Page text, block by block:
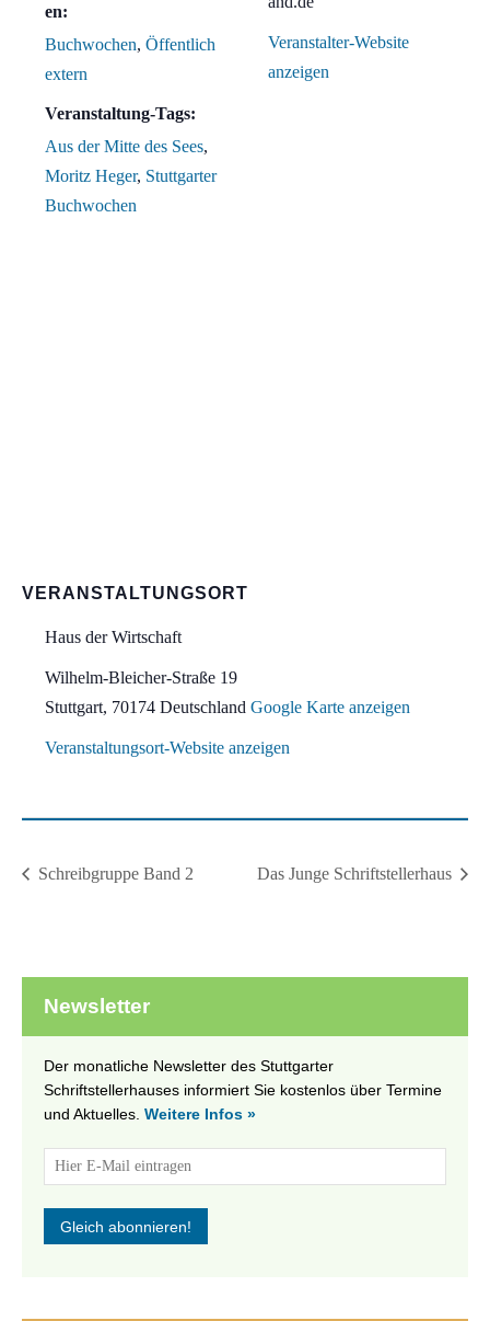
en:
Buchwochen, Öffentlich
extern
Veranstaltung-Tags:
Aus der Mitte des Sees,
Moritz Heger, Stuttgarter
Buchwochen
Veranstalter-Website
anzeigen
VERANSTALTUNGSORT
Haus der Wirtschaft
Wilhelm-Bleicher-Straße 19
Stuttgart, 70174 Deutschland Google Karte anzeigen
Veranstaltungsort-Website anzeigen
Schreibgruppe Band 2 Das Junge Schriftstellerhaus
Newsletter
Der monatliche Newsletter des Stuttgarter
Schriftstellerhauses informiert Sie kostenlos über Termine
und Aktuelles. Weitere Infos »